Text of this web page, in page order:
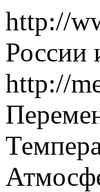
http://
России
http://